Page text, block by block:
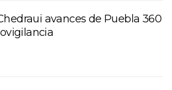
avances de Puebla 360